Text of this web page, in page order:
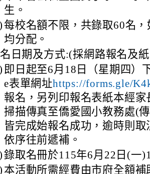
生。
每校名額不限，共錄取60名
均分配。
日期及方式:(採網路報名及
即日起至6月18日（星期四）
e表單網址https://forms.gle/
報名，另列印報名表紙本經
掃描傳真至僑愛國小教務處(
皆完成始報名成功，逾時則
依序往前遞補。
錄取名冊於115年6月22日(一
本活動所需經費由市府全額